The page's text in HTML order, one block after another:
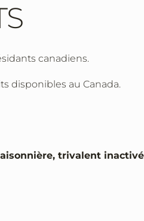
canadiens.
disponibles au Canada.
trivalent